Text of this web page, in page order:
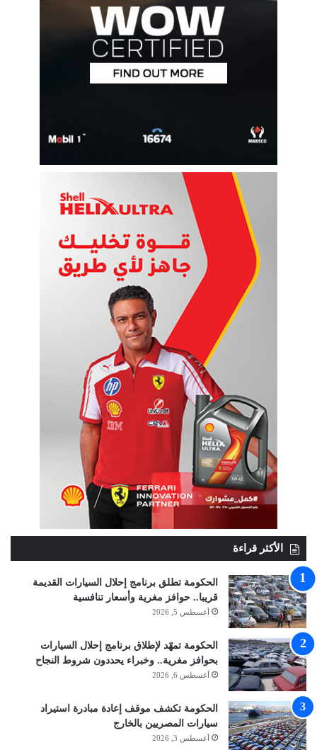
الأكثر قراءة
الحكومة تطلق برنامج إحلال السيارات القديمة
قريبا.. حوافز مغرية وأسعار تنافسية
أغسطس 5, 2026
الحكومة تمهّد لإطلاق برنامج إحلال السيارات
بحوافز مغرية.. وخبراء يحددون شروط النجاح
أغسطس 6, 2026
الحكومة تكشف موقف إعادة مبادرة استيراد
سيارات المصريين بالخارج
أغسطس 3, 2026